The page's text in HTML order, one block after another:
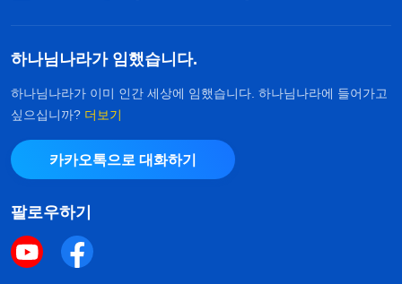
하나님나라가 임했습니다.
하나님나라가 이미 인간 세상에 임했습니다. 하나님나라에 들어가고
싶으십니까? 더보기
카카오톡으로 대화하기
팔로우하기